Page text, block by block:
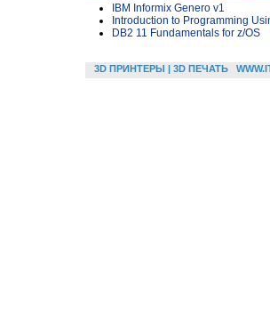
IBM Informix Genero v1
Introduction to Programming
DB2 11 Fundamentals for z/OS
3D ПРИНТЕРЫ | 3D ПЕЧАТЬ